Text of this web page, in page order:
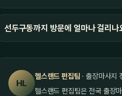
선두구동까지 방문에 얼마나 걸리나
HL
헬스랜드 편집팀 · 출장마사지
헬스랜드 편집팀은 전국 출장